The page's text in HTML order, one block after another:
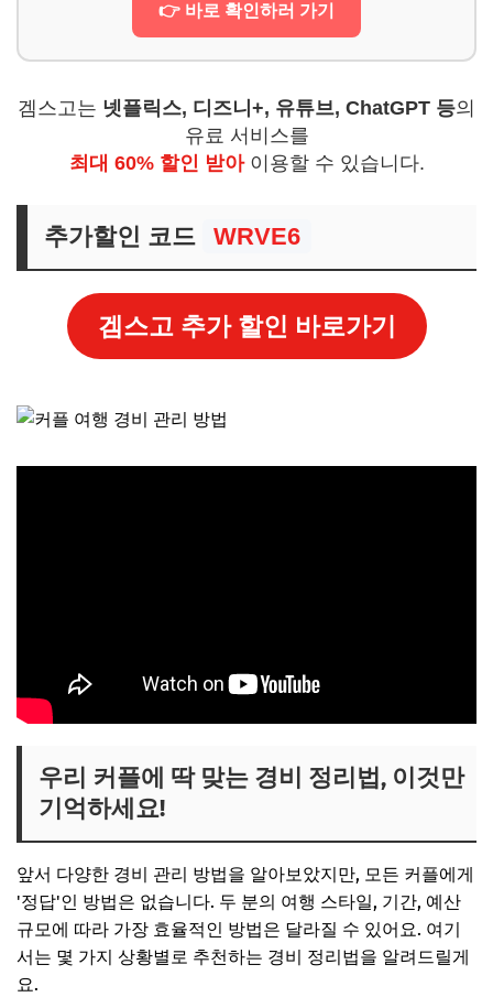
👉 바로 확인하러 가기
겜스고는 넷플릭스, 디즈니+, 유튜브, ChatGPT 등의
유료 서비스를
최대 60% 할인 받아이용할 수 있습니다.
추가할인 코드 WRVE6
겜스고 추가 할인 바로가기
우리 커플에 딱 맞는 경비 정리법, 이것만
기억하세요!
앞서 다양한 경비 관리 방법을 알아보았지만, 모든 커플에게
'정답'인 방법은 없습니다. 두 분의 여행 스타일, 기간, 예산
규모에 따라 가장 효율적인 방법은 달라질 수 있어요. 여기
서는 몇 가지 상황별로 추천하는 경비 정리법을 알려드릴게
요.